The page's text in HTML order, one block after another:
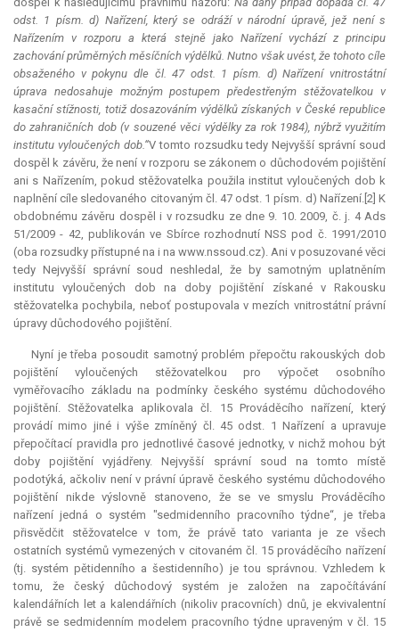
odst. 1 písm. d) Nařízení, který se odráží v národní úpravě, jež není s
Nařízením v rozporu a která stejně jako Nařízení vychází z principu
zachování průměrných měsíčních výdělků. Nutno však uvést, že tohoto cíle
obsaženého v pokynu dle čl. 47 odst. 1 písm. d) Nařízení vnitrostátní
úprava nedosahuje možným postupem předestřeným stěžovatelkou v
kasační stížnosti, totiž dosazováním výdělků získaných v České republice
do zahraničních dob (v souzené věci výdělky za rok 1984), nýbrž využitím
institutu vyloučených dob.“V tomto rozsudku tedy Nejvyšší správní soud
dospěl k závěru, že není v rozporu se zákonem o důchodovém pojištění
ani s Nařízením, pokud stěžovatelka použila institut vyloučených dob k
naplnění cíle sledovaného citovaným čl. 47 odst. 1 písm. d) Nařízení.[2] K
obdobnému závěru dospěl i v rozsudku ze dne 9. 10. 2009, č. j. 4 Ads
51/2009 - 42, publikován ve Sbírce rozhodnutí NSS pod č. 1991/2010
(oba rozsudky přístupné na i na www.nssoud.cz). Ani v posuzované věci
tedy Nejvyšší správní soud neshledal, že by samotným uplatněním
institutu vyloučených dob na doby pojištění získané v Rakousku
stěžovatelka pochybila, neboť postupovala v mezích vnitrostátní právní
úpravy důchodového pojištění.
Nyní je třeba posoudit samotný problém přepočtu rakouských dob
pojištění vyloučených stěžovatelkou pro výpočet osobního
vyměřovacího základu na podmínky českého systému důchodového
pojištění. Stěžovatelka aplikovala čl. 15 Prováděcího nařízení, který
provádí mimo jiné i výše zmíněný čl. 45 odst. 1 Nařízení a upravuje
přepočítací pravidla pro jednotlivé časové jednotky, v nichž mohou být
doby pojištění vyjádřeny. Nejvyšší správní soud na tomto místě
podotýká, ačkoliv není v právní úpravě českého systému důchodového
pojištění nikde výslovně stanoveno, že se ve smyslu Prováděcího
nařízení jedná o systém "sedmidenního pracovního týdne“, je třeba
přisvědčit stěžovatelce v tom, že právě tato varianta je ze všech
ostatních systémů vymezených v citovaném čl. 15 prováděcího nařízení
(tj. systém pětidenního a šestidenního) je tou správnou. Vzhledem k
tomu, že český důchodový systém je založen na započítávání
kalendářních let a kalendářních (nikoliv pracovních) dnů, je ekvivalentní
právě se sedmidenním modelem pracovního týdne upraveným v čl. 15